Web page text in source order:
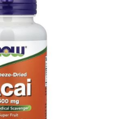
Bekijk alles